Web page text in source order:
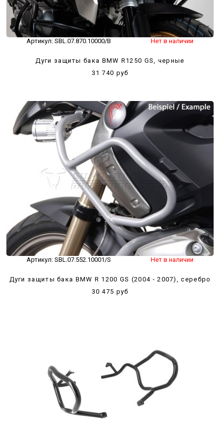
Артикул: SBL.07.870.10000/B Нет в наличии
Дуги защиты бака BMW R1250 GS, черные
31 740 руб
Артикул: SBL.07.552.10001/S Нет в наличии
Дуги защиты бака BMW R 1200 GS (2004 - 2007), серебро
30 475 руб